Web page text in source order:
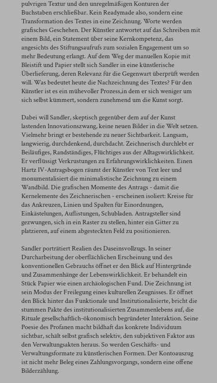
pulvrigen Textur und den unregelmäßigen Konturen der
Buchstaben erschließbar. Kein Readymade also, sondern eine
Transformation des Textes in eine Zeichnung. Worte werden
grafisches Geschehen. Der Künstler antwortet auf das Schreiben mit
einem Bild, ein Statement über seine Kernkompetenz, das
angesichts des Stiftungsaufrufs zum sozialen Engagement um so
mehr Bedeutung erlangt. Auf dem Weg der manuellen Kopie mit
Bleistift und Papier stellt sich Sandler in eine künstlerische
Überlieferung, deren Relevanz für die Gegenwart überprüft werden
will. Was bedeutet heute die Nachzeichnung des Textes? Für den
Künstler ist es ein mühevoller Prozess,in dem er sich weniger um
sich selbst kümmert, sondern zunehmend um die Kunst sorgt.
Dabei will Sandler, skeptisch gegenüber dem auf der Kunst
lastenden Innovationszwang, keine neuen Bilder in die Welt setzen.
Vielmehr bringt er bestehende zu neuer Sichtbarkeit. Langsam,
langwierig, durchdenkend, durchdacht. Zeichnerisch durchlebt er
Beiläufiges, Randständiges, Flüchtiges aus der Alltagswirklichkeit.
Er verflüssigt Verkrustungen zu Erfahrungswirklichkeiten. Einen
Hartz IV-Antragsbogen räumt der Künstler von Text leer und
monumentalisiert die minimalistische Zeichnung zu einem
Wandbild. Die grafischen Momente des Antrags - damit die
Kernelemente des Zeichnerischen - erscheinen isoliert: Kreise für
das Ankreuzen, Linien und Spalten für Einordnungen,
Einkästelungen, Auflistungen, Schubladen. Antragsteller sind
gezwungen, sich in ein Raster zu stellen, hinter ein Gitter zu
platzieren, auf einem abgesteckten Feld zu positionieren.
Sandler porträtiert Realien des Daseinsvollzugs. In seiner
Durcharbeitung der oberflächlichen Erscheinung und des
konventionellen Gebrauchs öffnet er den Blick auf Hintergründe
und Zusammenhänge der Lebenswirklichkeit. Er behandelt ein
Stück Papier wie einen archäologischen Fund. Die Zeichnung ist
sein Modus der Freilegung eines kulturellen Zeugnisses. Er öffnet
den Blick hinter das Funktionale und Institutionalisierte, bricht die
stummen Pakte des institutionalisierten Zusammenlebens auf, die
Rituale gesellschaftlich-ökonomisch begründeter Interaktion. Seine
Poesie des Profanen macht bildhaft das konkrete Individuum
sichtbar, schält selbst grafisch selektiv, den subjektiven Faktor aus
den Verwaltungsakten heraus. So werden Geschäfts- und
Verwaltungsformate zu künstlerischen Formen. Der Kontoauszug
ist nicht mehr Beleg eines Zahlungsvorgangs, sondern eine offene
Bilderzählung.